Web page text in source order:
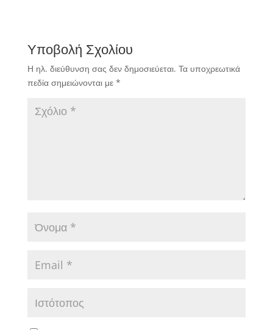
Υποβολή Σχολίου
Η ηλ. διεύθυνση σας δεν δημοσιεύεται. Τα υποχρεωτικά
πεδία σημειώνονται με *